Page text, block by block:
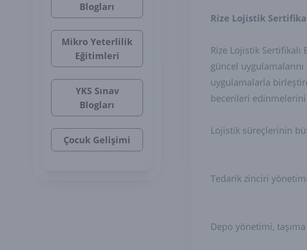
Blogları
Mikro Yeterlilik
Eğitimleri
YKS Sınav
Blogları
Çocuk Gelişimi
Rize Lojistik
Rize Lojistik
güncel
uygulamalarla
becerileri edinmelerini
Lojistik süreçlerinin
Tedarik zinciri
Depo yönetimi,